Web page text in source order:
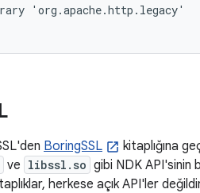
'org.apache.http.legacy'
BoringSSL kitaplığına
ve libssl.so gibi NDK API'sinin
herkese açık API'ler